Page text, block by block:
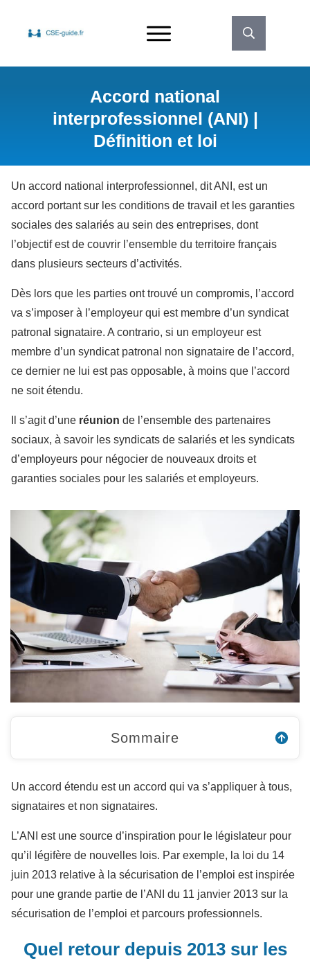
Accord national
interprofessionnel (ANI) |
Définition et loi
Un accord national interprofessionnel, dit ANI, est un
accord portant sur les conditions de travail et les garanties
sociales des salariés au sein des entreprises, dont
l’objectif est de couvrir l’ensemble du territoire français
dans plusieurs secteurs d’activités.
Dès lors que les parties ont trouvé un compromis, l’accord
va s’imposer à l’employeur qui est membre d’un syndicat
patronal signataire. A contrario, si un employeur est
membre d’un syndicat patronal non signataire de l’accord,
ce dernier ne lui est pas opposable, à moins que l’accord
ne soit étendu.
Il s’agit d’une réunion de l’ensemble des partenaires
sociaux, à savoir les syndicats de salariés et les syndicats
d’employeurs pour négocier de nouveaux droits et
garanties sociales pour les salariés et employeurs.
Sommaire
Un accord étendu est un accord qui va s’appliquer à tous,
signataires et non signataires.
L’ANI est une source d’inspiration pour le législateur pour
qu’il légifère de nouvelles lois. Par exemple, la loi du 14
juin 2013 relative à la sécurisation de l’emploi est inspirée
pour une grande partie de l’ANI du 11 janvier 2013 sur la
sécurisation de l’emploi et parcours professionnels.
Quel retour depuis 2013 sur les